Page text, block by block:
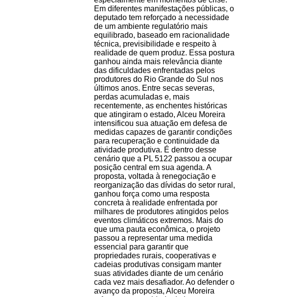
Em diferentes manifestações públicas, o
deputado tem reforçado a necessidade
de um ambiente regulatório mais
equilibrado, baseado em racionalidade
técnica, previsibilidade e respeito à
realidade de quem produz. Essa postura
ganhou ainda mais relevância diante
das dificuldades enfrentadas pelos
produtores do Rio Grande do Sul nos
últimos anos. Entre secas severas,
perdas acumuladas e, mais
recentemente, as enchentes históricas
que atingiram o estado, Alceu Moreira
intensificou sua atuação em defesa de
medidas capazes de garantir condições
para recuperação e continuidade da
atividade produtiva. É dentro desse
cenário que a PL 5122 passou a ocupar
posição central em sua agenda. A
proposta, voltada à renegociação e
reorganização das dívidas do setor rural,
ganhou força como uma resposta
concreta à realidade enfrentada por
milhares de produtores atingidos pelos
eventos climáticos extremos. Mais do
que uma pauta econômica, o projeto
passou a representar uma medida
essencial para garantir que
propriedades rurais, cooperativas e
cadeias produtivas consigam manter
suas atividades diante de um cenário
cada vez mais desafiador. Ao defender o
avanço da proposta, Alceu Moreira